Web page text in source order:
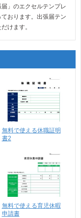
」のエクセルテンプレ
おります。出張届テン
けます。
無料で使える休職証明
書2
無料で使える育児休暇
申請書